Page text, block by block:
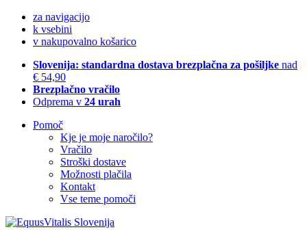
za navigacijo
k vsebini
v nakupovalno košarico
Slovenija: standardna dostava brezplačna za pošiljke nad
€ 54,90
Brezplačno vračilo
Odprema v 24 urah
Pomoč
Kje je moje naročilo?
Vračilo
Stroški dostave
Možnosti plačila
Kontakt
Vse teme pomoči